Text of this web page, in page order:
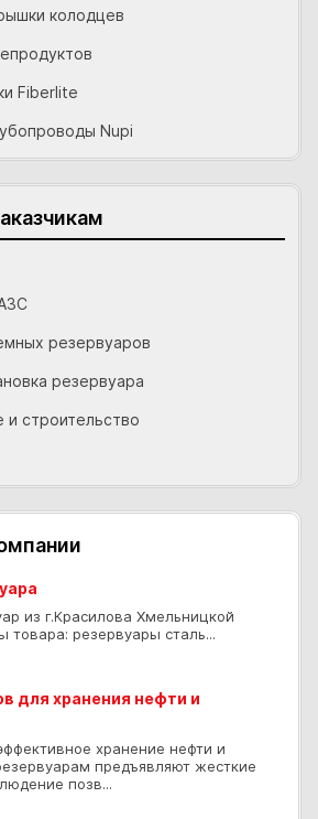
колодцев
Fiberlite
Nupi
резервуаров
резервуара
и строительство
из г.Красилова Хмельницкой
товара: резервуары сталь...
для хранения нефти и
хранение нефти и
предъявляют жесткие
позв...